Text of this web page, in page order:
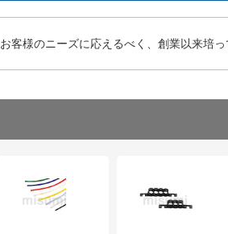
お客様のニーズに応えるべく、創業以来培